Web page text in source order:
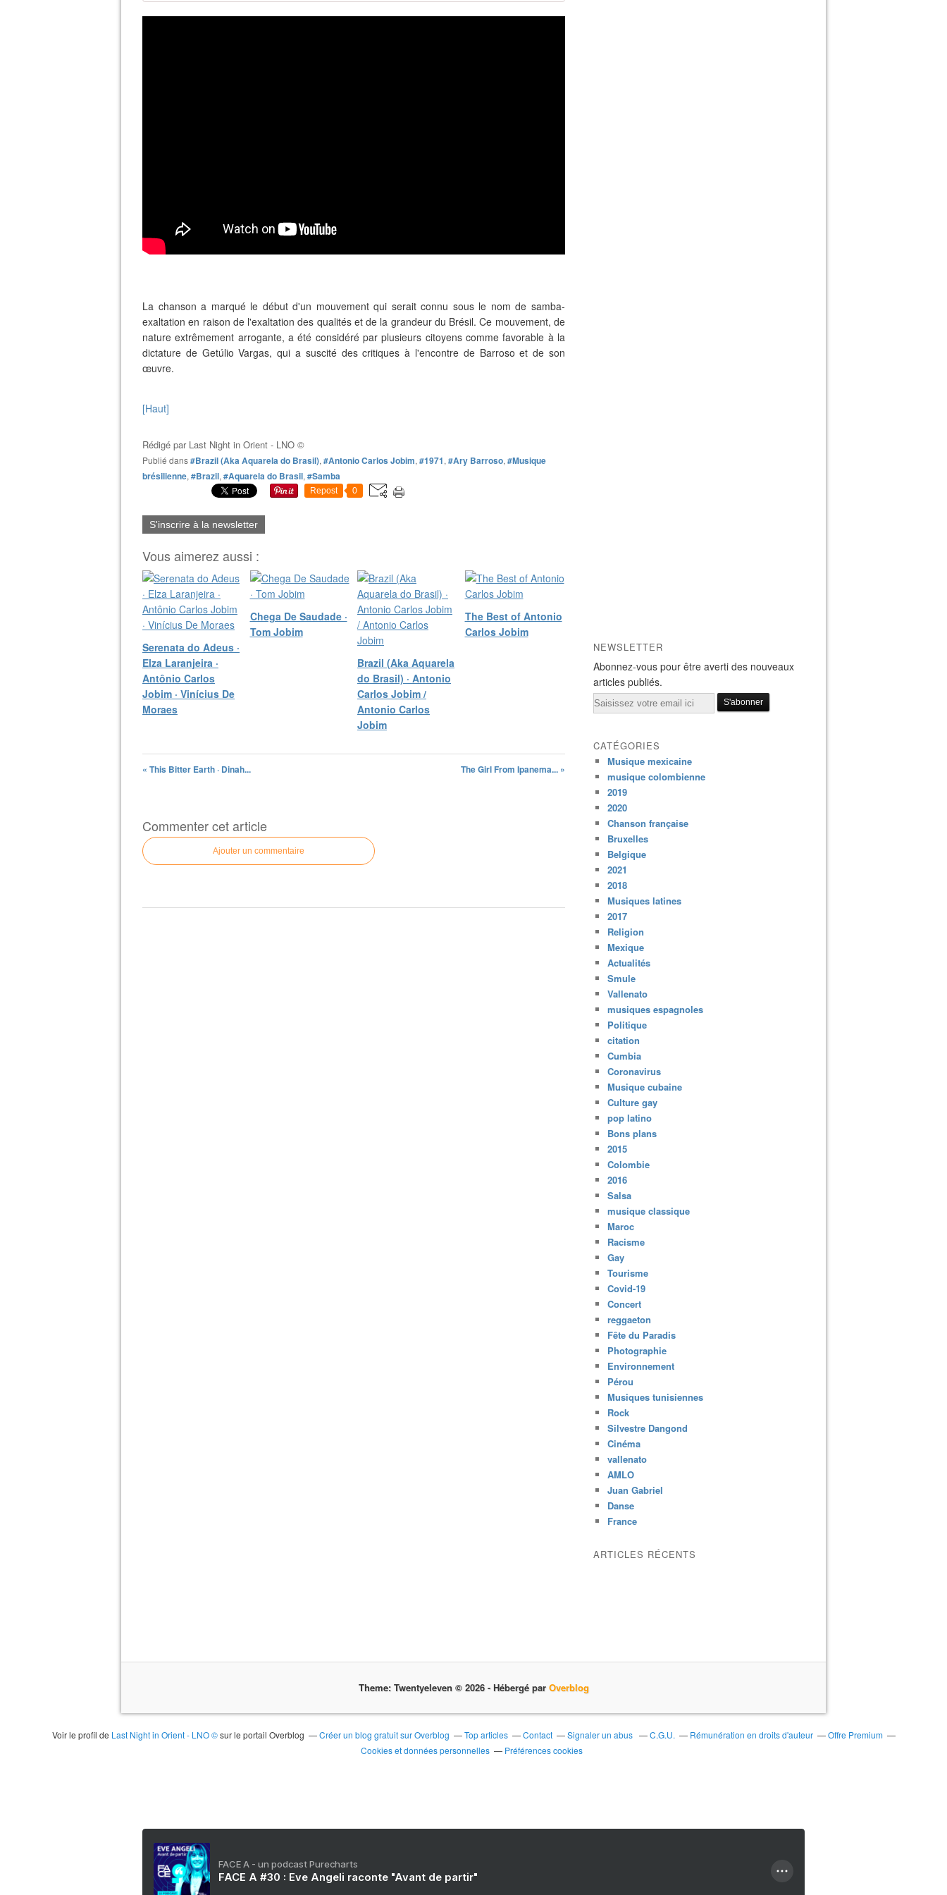
La chanson a marqué le début d'un mouvement qui serait connu sous le nom de samba-
exaltation en raison de l'exaltation des qualités et de la grandeur du Brésil. Ce mouvement, de
nature extrêmement arrogante, a été considéré par plusieurs citoyens comme favorable à la
dictature de Getúlio Vargas, qui a suscité des critiques à l'encontre de Barroso et de son
œuvre.
[Haut]
Rédigé par Last Night in Orient - LNO ©
Publié dans#Brazil (Aka Aquarela do Brasil), #Antonio Carlos Jobim, #1971, #Ary Barroso, #Musique
brésilienne, #Brazil, #Aquarela do Brasil, #Samba
Repost 0
S'inscrire à la newsletter
Vous aimerez aussi :
Serenata do Adeus ·
Elza Laranjeira ·
Antônio Carlos
Jobim · Vinícius De
Moraes
Chega De Saudade ·
Tom Jobim
Brazil (Aka Aquarela
do Brasil) · Antonio
Carlos Jobim /
Antonio Carlos
Jobim
The Best of Antonio
Carlos Jobim
« This Bitter Earth · Dinah... The Girl From Ipanema... »
Commenter cet article
Ajouter un commentaire
NEWSLETTER
Abonnez-vous pour être averti des nouveaux
articles publiés.
Email
CATÉGORIES
Musique mexicaine
musique colombienne
2019
2020
Chanson française
Bruxelles
Belgique
2021
2018
Musiques latines
2017
Religion
Mexique
Actualités
Smule
Vallenato
musiques espagnoles
Politique
citation
Cumbia
Coronavirus
Musique cubaine
Culture gay
pop latino
Bons plans
2015
Colombie
2016
Salsa
musique classique
Maroc
Racisme
Gay
Tourisme
Covid-19
Concert
reggaeton
Fête du Paradis
Photographie
Environnement
Pérou
Musiques tunisiennes
Rock
Silvestre Dangond
Cinéma
vallenato
AMLO
Juan Gabriel
Danse
France
ARTICLES RÉCENTS
Theme: Twentyeleven © 2026 - Hébergé par Overblog
Voir le profil de Last Night in Orient - LNO ©sur le portail Overblog Créer un blog gratuit sur Overblog Top articles Contact Signaler un abus C.G.U. Rémunération en droits d'auteur
Offre Premium
Cookies et données personnelles
Préférences cookies
FACE A - un podcast Purecharts
FACE A #30 : Eve Angeli raconte "Avant de partir"